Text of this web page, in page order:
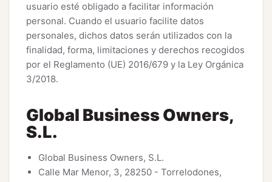
usuario esté obligado a facilitar información
personal. Cuando el usuario facilite datos
personales, dichos datos serán utilizados con la
finalidad, forma, limitaciones y derechos recogidos
por el Reglamento (UE) 2016/679 y la Ley Orgánica
3/2018.
Global Business Owners,
S.L.
Global Business Owners, S.L.
Calle Mar Menor, 3, 28250 - Torrelodones,